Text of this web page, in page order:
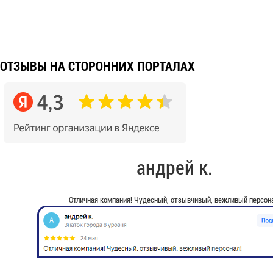
ОТЗЫВЫ НА СТОРОННИХ ПОРТАЛАХ
андрей к.
Отличная компания! Чудесный, отзывчивый, вежливый